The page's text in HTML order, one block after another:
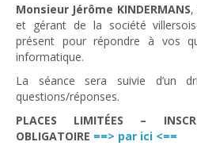
Monsieur Jérôme KINDERMANS,
et gérant de la société
présent pour répondre à vos
informatique.
La séance sera suivie d’un
questions/réponses.
PLACES LIMITÉES –
OBLIGATOIRE ==> par ici <==